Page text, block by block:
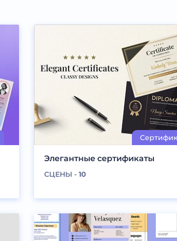
Элегантные сертификаты
СЦЕНЫ -10